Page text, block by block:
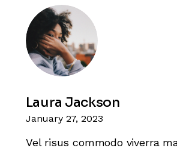
Laura Jackson
January 27, 2023
Vel risus commodo viverra